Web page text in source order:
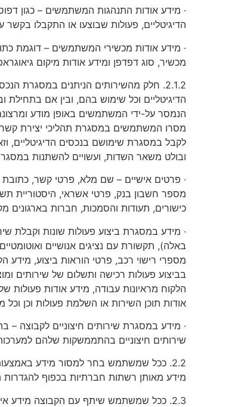
· מידע אודות התנהגות המשתמשים – כגון
הדיגיטליים, פעולות שבוצעו או התקבלו
מכשיר, סוג דפדפן ומידע אודות מיקום
2.1.2. חלק מהשירותים הניתנים במסגרת
הדיגיטליים וכל שימוש בהם, ובין אם
הנמסר על-ידי המשתמשים באופן מודע
מסרו המשתמשים במסגרת תהליכי יצירת
לקבל במסגרת שימושם בנכסים הדיגיטליים,
ובולט משאר השדות, ועשויים להשתנות
· פרטים אישיים – שם מלא, פרטי קשר, כתובת
מספר חשבון בנק, פרטי אשראי, היסטוריית
כישורים, תעודות והסמכות, חברות בארגונים
· מידע במסגרת ביצוע פעולות שונות וקבלת
באלה), תקשורת עם נציגים אנושיים
מספרי רישוי רכב, פרטי הוראות ביצוע, מידע
בביצוע פעולות רכישה ותשלום של שירותים
הלקוח מראיונות עבודה, מידע אודות
אודות תוכן השירות או השלמת פעולות וכן
· מידע במסגרת שירותים חיצוניים לקבוצה
שירותים חיצוניים בהתממשקות שלהם
2.2. ככל שמשתמש בחר למסור מידע
מידע מאותן רשתות חברתיות בכפוף
2.3. ככל שמשתמש שיתף עם הקבוצה מידע